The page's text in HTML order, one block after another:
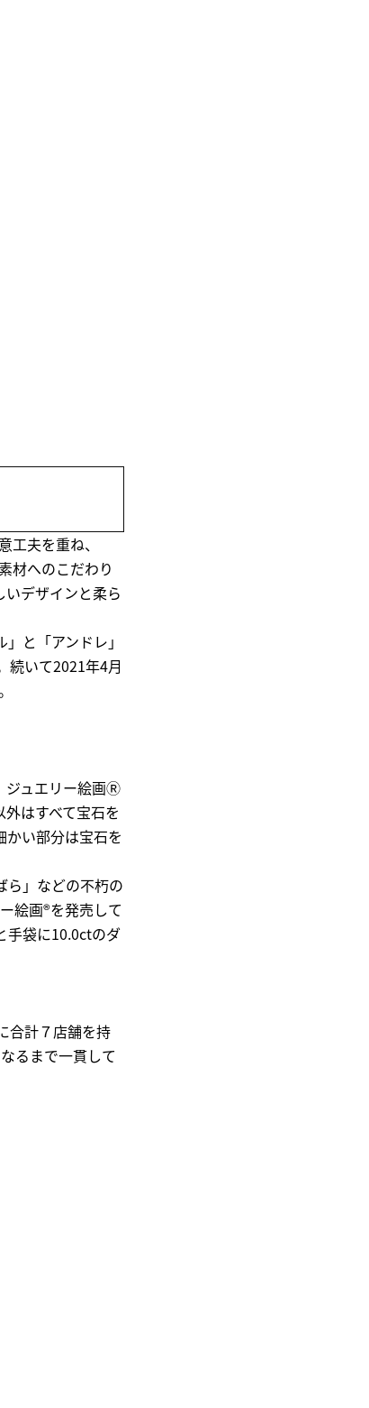
夫を重ね、
材へのこだわり
デザインと柔ら
と「アンドレ」
続いて2021年4月
ュエリー絵画Ⓡ
はすべて宝石を
い部分は宝石を
ら」などの不朽の
絵画®︎を発売して
手袋に10.0ctのダ
合計７店舗を持
るまで一貫して